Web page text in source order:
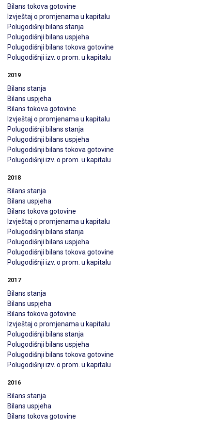
Bilans tokova gotovine
Izvještaj o promjenama u kapitalu
Polugodišnji bilans stanja
Polugodišnji bilans uspjeha
Polugodišnji bilans tokova gotovine
Polugodišnji izv. o prom. u kapitalu
2019
Bilans stanja
Bilans uspjeha
Bilans tokova gotovine
Izvještaj o promjenama u kapitalu
Polugodišnji bilans stanja
Polugodišnji bilans uspjeha
Polugodišnji bilans tokova gotovine
Polugodišnji izv. o prom. u kapitalu
2018
Bilans stanja
Bilans uspjeha
Bilans tokova gotovine
Izvještaj o promjenama u kapitalu
Polugodišnji bilans stanja
Polugodišnji bilans uspjeha
Polugodišnji bilans tokova gotovine
Polugodišnji izv. o prom. u kapitalu
2017
Bilans stanja
Bilans uspjeha
Bilans tokova gotovine
Izvještaj o promjenama u kapitalu
Polugodišnji bilans stanja
Polugodišnji bilans uspjeha
Polugodišnji bilans tokova gotovine
Polugodišnji izv. o prom. u kapitalu
2016
Bilans stanja
Bilans uspjeha
Bilans tokova gotovine